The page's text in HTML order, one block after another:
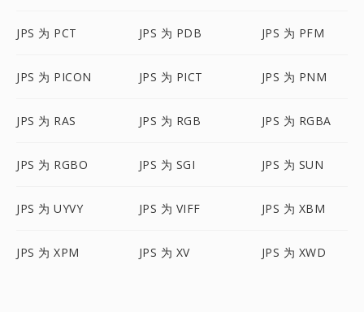
JPS 为 PCT JPS 为 PDB JPS 为 PFM
JPS 为 PICON JPS 为 PICT JPS 为 PNM
JPS 为 RAS JPS 为 RGB JPS 为 RGBA
JPS 为 RGBO JPS 为 SGI JPS 为 SUN
JPS 为 UYVY JPS 为 VIFF JPS 为 XBM
JPS 为 XPM JPS 为 XV JPS 为 XWD